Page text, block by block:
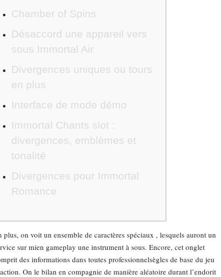
Chamber of Spins
Désaccord une appareil vers
sous Immortal Air
Divergences uniques ou tours
en plus
Interface de mode démo
Immortal Chants slot :
divergences, emblèmes et
tonalité
Divergences pour Immortal
Romance
plus, on voit un ensemble de caractères spéciaux , lesquels auront un
sur mien gameplay une instrument à sous. Encore, cet onglet
des informations dans toutes professionnelsègles de base du jeu
On le bilan en compagnie de manière aléatoire durant l’endorit